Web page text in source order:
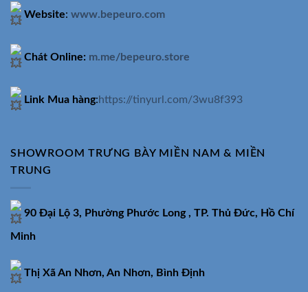
Website: www.bepeuro.com
Chát Online: m.me/bepeuro.store
Link Mua hàng:https://tinyurl.com/3wu8f393
SHOWROOM TRƯNG BÀY MIỀN NAM & MIỀN
TRUNG
90 Đại Lộ 3, Phường Phước Long , TP. Thủ Đức, Hồ Chí
Minh
Thị Xã An Nhơn, An Nhơn, Bình Định